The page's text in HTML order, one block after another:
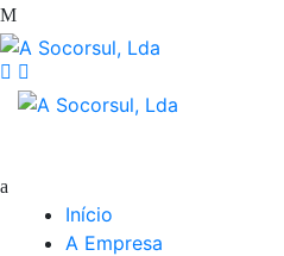
Início
A Empresa